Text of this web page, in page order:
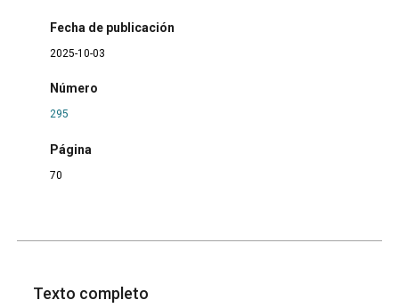
Fecha de publicación
2025-10-03
Número
295
Página
70
Texto completo